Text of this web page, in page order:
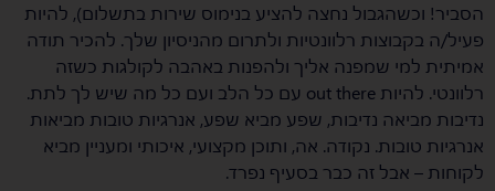
הסביר! וכשהגבול נחצה להציע בנימוס שירות בתשלום), להיות
פעיל/ה בקבוצות רלוונטיות ולתרום מהניסיון שלך. להכיר תודה
אמיתית למי שמפנה אליך ולהפנות באהבה לקולגות כשזה
רלוונטי. להיות out there עם כל הלב ועם כל מה שיש לך לתת.
נדיבות מביאה נדיבות, שפע מביא שפע, אנרגיות טובות מביאות
אנרגיות טובות. נקודה. אה, ותוכן מקצועי, איכותי ומעניין מביא
לקוחות – אבל זה כבר בסעיף נפרד.